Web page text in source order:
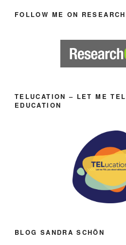
FOLLOW ME ON
TELUCATION – LET ME
EDUCATION
BLOG SANDRA SCHÖN